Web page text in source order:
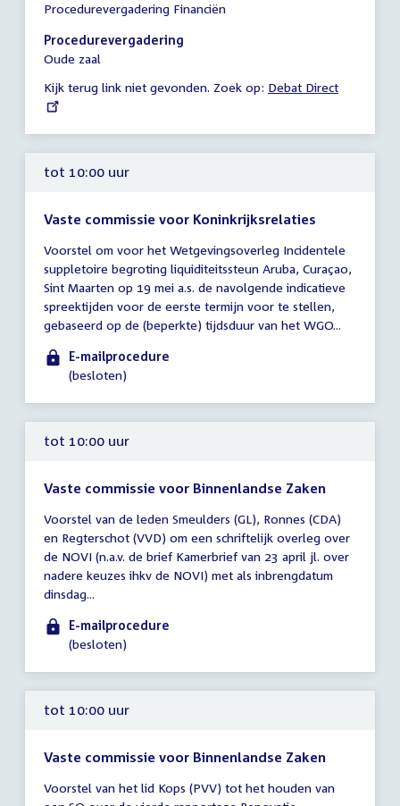
vergadering
10:00
-
uur
Procedurevergadering Financiën
Procedurevergadering
Oude zaal
Kijk terug link niet gevonden. Zoek op: External
Debat Direct
tot 10:00 uur
Vaste commissie voor Koninkrijksrelaties
vergadering
tot
10:00
uur
Voorstel om voor het Wetgevingsoverleg Incidentele
suppletoire begroting liquiditeitssteun Aruba, Curaçao,
Sint Maarten op 19 mei a.s. de navolgende indicatieve
spreektijden voor de eerste termijn voor te stellen,
gebaseerd op de (beperkte) tijdsduur van het WGO...
E-mailprocedure
(besloten)
tot 10:00 uur
Vaste commissie voor Binnenlandse Zaken
vergadering
tot
10:00
uur
Voorstel van de leden Smeulders (GL), Ronnes (CDA)
en Regterschot (VVD) om een schriftelijk overleg over
de NOVI (n.a.v. de brief Kamerbrief van 23 april jl. over
nadere keuzes ihkv de NOVI) met als inbrengdatum
dinsdag...
E-mailprocedure
(besloten)
tot 10:00 uur
Vaste commissie voor Binnenlandse Zaken
vergadering
Voorstel van het lid Kops (PVV) tot het houden van